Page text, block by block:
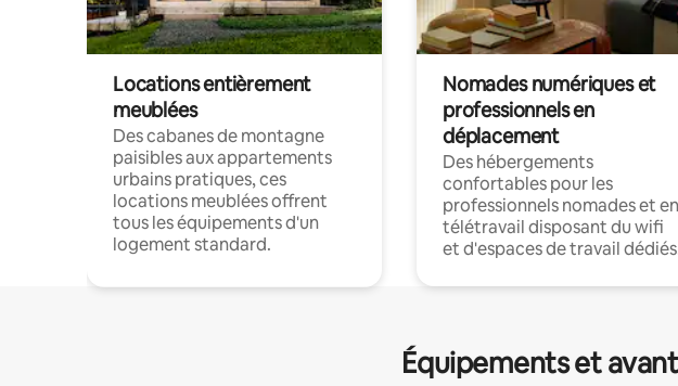
Locations entièrement
meublées
Des cabanes de montagne
paisibles aux appartements
urbains pratiques, ces
locations meublées offrent
tous les équipements d'un
logement standard.
Nomades numériques et
professionnels en
déplacement
Des hébergements
confortables pour les
professionnels nomades et en
télétravail disposant du wifi
et d'espaces de travail
Équipements et